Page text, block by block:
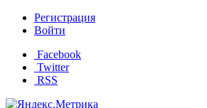
Регистрация
Войти
Facebook
Twitter
RSS